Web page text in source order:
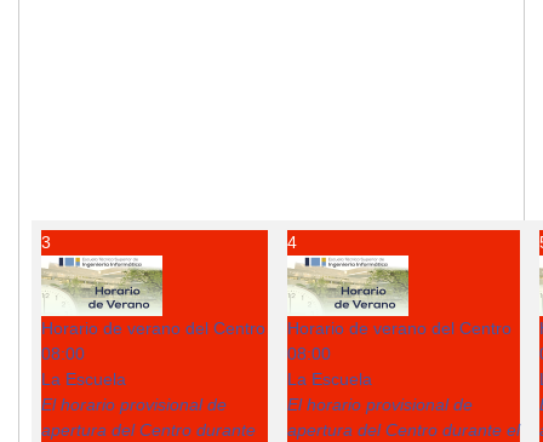
3
Horario de verano del Centro
08:00
La Escuela
El horario provisional de
apertura del Centro durante
4
Horario de verano del Centro
08:00
La Escuela
El horario provisional de
apertura del Centro durante el